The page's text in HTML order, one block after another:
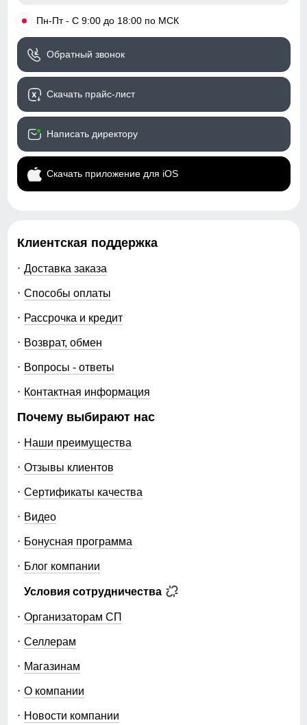
• Пн-Пт - С 9:00 до 18:00 по МСК
Обратный звонок
Скачать прайс-лист
Написать директору
Скачать приложение для iOS
Клиентская поддержка
Доставка заказа
Способы оплаты
Рассрочка и кредит
Возврат, обмен
Вопросы - ответы
Контактная информация
Почему выбирают нас
Наши преимущества
Отзывы клиентов
Сертификаты качества
Видео
Бонусная программа
Блог компании
Условия сотрудничества
Организаторам СП
Селлерам
Магазинам
О компании
Новости компании